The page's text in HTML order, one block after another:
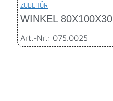
ZUBEHÖR
WINKEL 80X100X30
Art.-Nr.: 075.0025